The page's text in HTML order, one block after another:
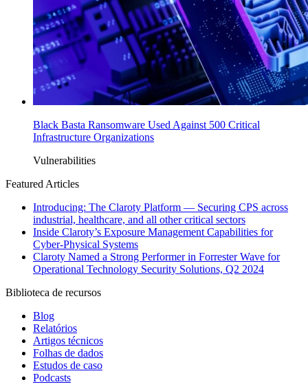
Black Basta Ransomware Used Against 500 Critical
Infrastructure Organizations
Vulnerabilities
Featured Articles
Introducing: The Claroty Platform — Securing CPS across
industrial, healthcare, and all other critical sectors
Inside Claroty’s Exposure Management Capabilities for
Cyber-Physical Systems
Claroty Named a Strong Performer in Forrester Wave for
Operational Technology Security Solutions, Q2 2024
Biblioteca de recursos
Blog
Relatórios
Artigos técnicos
Folhas de dados
Estudos de caso
Podcasts